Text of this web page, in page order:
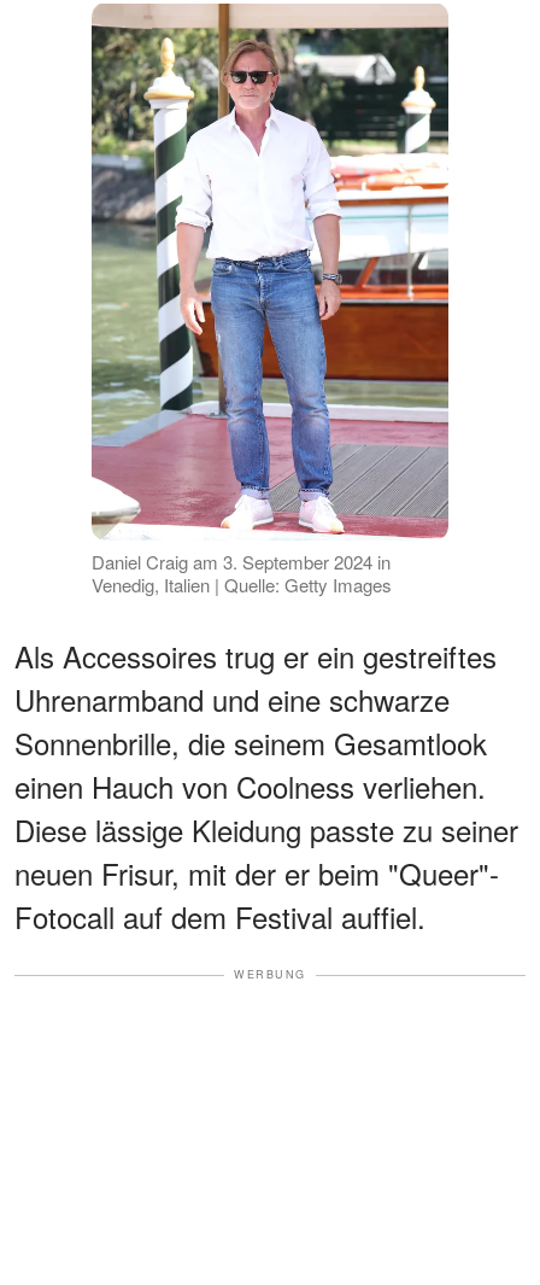
Daniel Craig am 3. September 2024 in
Venedig, Italien | Quelle: Getty Images
Als Accessoires trug er ein gestreiftes
Uhrenarmband und eine schwarze
Sonnenbrille, die seinem Gesamtlook
einen Hauch von Coolness verliehen.
Diese lässige Kleidung passte zu seiner
neuen Frisur, mit der er beim "Queer"-
Fotocall auf dem Festival auffiel.
WERBUNG